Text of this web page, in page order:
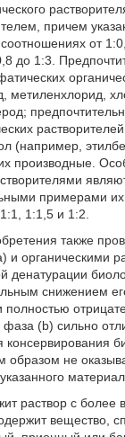
причем
от
до 1:3.
метиленхлорид,
(например,
производные.
примерами
1:1,5 и 1:2.
также
и органическими
денатурации
снижением
фаза (b) сильно
образом не
раствор с более
вещество,